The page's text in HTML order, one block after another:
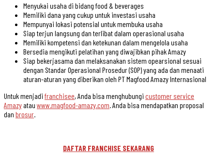
Menyukai usaha di bidang food & beverages
Memiliki dana yang cukup untuk investasi usaha
Mempunyai lokasi potensial untuk membuka usaha
Siap terjun langsung dan terlibat dalam operasional usaha
Memiliki kompetensi dan ketekunan dalam mengelola usaha
Bersedia mengikuti pelatihan yang diwajibkan pihak Amazy
Siap bekerjasama dan melaksanakan sistem opearsional sesuai
dengan Standar Operasional Prosedur (SOP) yang ada dan menaati
aturan-aturan yang diberikan oleh PT Magfood Amazy Internasional
Untuk menjadi franchisee, Anda bisa menghubungi customer service
Amazyatau www.magfood-amazy.com . Anda bisa mendapatkan proposal
dan brosur
DAFTAR FRANCHISE SEKARANG